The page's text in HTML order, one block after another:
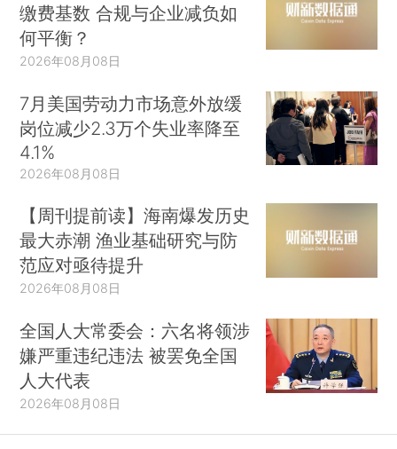
缴费基数 合规与企业减负如
何平衡？
2026年08月08日
7月美国劳动力市场意外放缓
岗位减少2.3万个失业率降至
4.1%
2026年08月08日
【周刊提前读】海南爆发历史
最大赤潮 渔业基础研究与防
范应对亟待提升
2026年08月08日
全国人大常委会：六名将领涉
嫌严重违纪违法 被罢免全国
人大代表
2026年08月08日